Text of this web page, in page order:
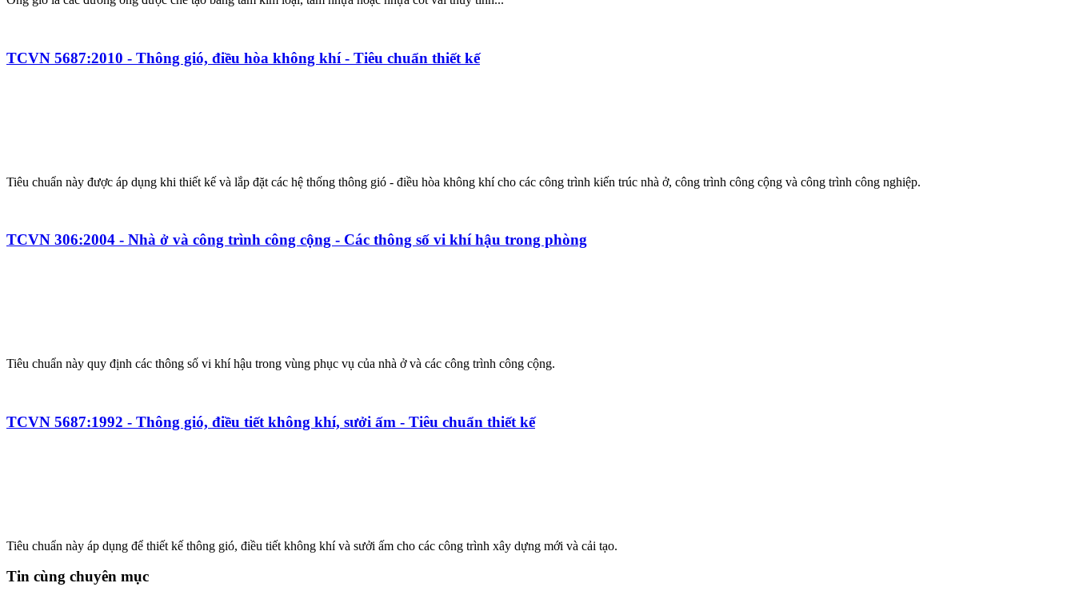
TCVN 5687:2010 - Thông gió, điều hòa không khí - Tiêu chuẩn thiết kế
Tiêu chuẩn này được áp dụng khi thiết kế và lắp đặt các hệ thống thông gió - điều hòa không khí cho các công trình kiến trúc nhà ở, công trình công cộng và công trình công nghiệp.
TCVN 306:2004 - Nhà ở và công trình công cộng - Các thông số vi khí hậu trong phòng
Tiêu chuẩn này quy định các thông số vi khí hậu trong vùng phục vụ của nhà ở và các công trình công cộng.
TCVN 5687:1992 - Thông gió, điều tiết không khí, sưởi ấm - Tiêu chuẩn thiết kế
Tiêu chuẩn này áp dụng để thiết kế thông gió, điều tiết không khí và sưởi ấm cho các công trình xây dựng mới và cải tạo.
Tin cùng chuyên mục